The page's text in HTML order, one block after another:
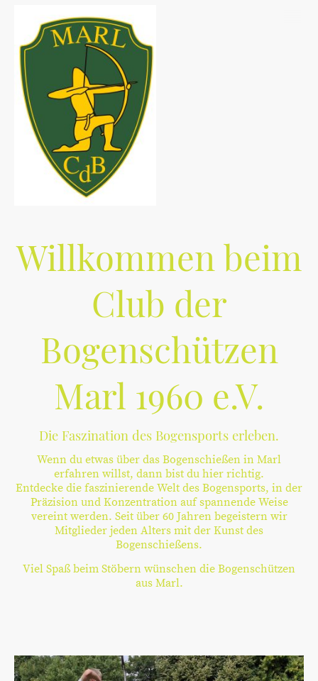
Willkommen beim
Club der
Bogenschützen
Marl 1960 e.V.
Wenn du etwas über das Bogenschießen in Marl
erfahren willst, dann bist du hier richtig.
Entdecke die faszinierende Welt des Bogensports, in der
Präzision und Konzentration auf spannende Weise
vereint werden. Seit über 60 Jahren begeistern wir
Mitglieder jeden Alters mit der Kunst des
Bogenschießens.
Viel Spaß beim Stöbern wünschen die Bogenschützen
aus Marl.
Die Faszination des Bogensports erleben.